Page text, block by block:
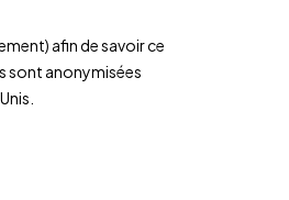
afin de savoir ce
sont anonymisées